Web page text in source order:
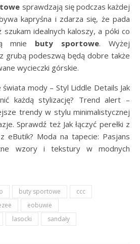
sprawdzają się podczas każdej
kapryśna i zdarza się, że pada
szukam idealnych kaloszy, a póki co
mnie buty sportowe. Wyżej
grubą podeszwą będą dobre także
wycieczki górskie.
mody – Styl Liddle Details Jak
każdą stylizację? Trend alert –
trendy w stylu minimalistycznej
Sprawdź też Jak łączyć perełki z
eButik? Moda na tapecie: Pasjans
wzory i tekstury w modnych
buty sportowe
ccc
eobuwie
lasocki sandały